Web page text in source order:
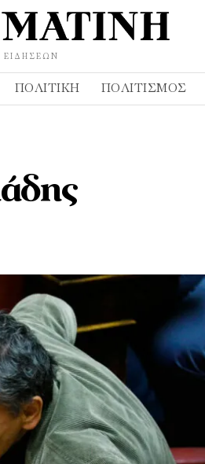
ΠΟΛΙΤΙΚΉ ΠΟΛΙΤΙΣΜΌΣ